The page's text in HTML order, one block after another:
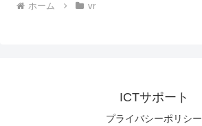
ホーム vr
ICTサポート
プライバシーポリシー